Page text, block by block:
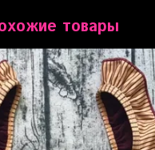
товары